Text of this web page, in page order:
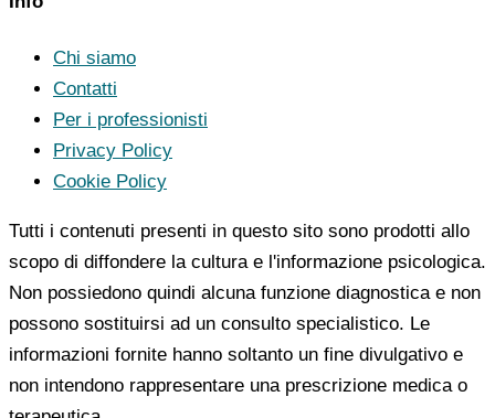
Chi siamo
Contatti
Per i professionisti
Privacy Policy
Cookie Policy
Tutti i contenuti presenti in questo sito sono prodotti allo
scopo di diffondere la cultura e l'informazione psicologica.
Non possiedono quindi alcuna funzione diagnostica e non
possono sostituirsi ad un consulto specialistico. Le
informazioni fornite hanno soltanto un fine divulgativo e
non intendono rappresentare una prescrizione medica o